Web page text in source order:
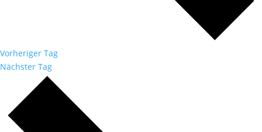
Vorheriger Tag
Nächster Tag